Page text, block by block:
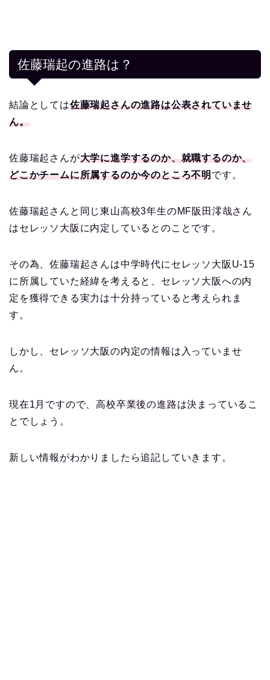
佐藤瑞起の進路は？
結論としては佐藤瑞起さんの進路は公表されていませ
ん。
佐藤瑞起さんが大学に進学するのか、就職するのか、
どこかチームに所属するのか今のところ不明です。
佐藤瑞起さんと同じ東山高校3年生のMF阪田澪哉さん
はセレッソ大阪に内定しているとのことです。
その為、佐藤瑞起さんは中学時代にセレッソ大阪U-15
に所属していた経緯を考えると、セレッソ大阪への内
定を獲得できる実力は十分持っていると考えられま
す。
しかし、セレッソ大阪の内定の情報は入っていませ
ん。
現在1月ですので、高校卒業後の進路は決まっているこ
とでしょう。
新しい情報がわかりましたら追記していきます。